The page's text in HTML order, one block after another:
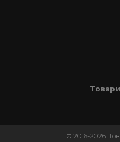
© 2016-2026.